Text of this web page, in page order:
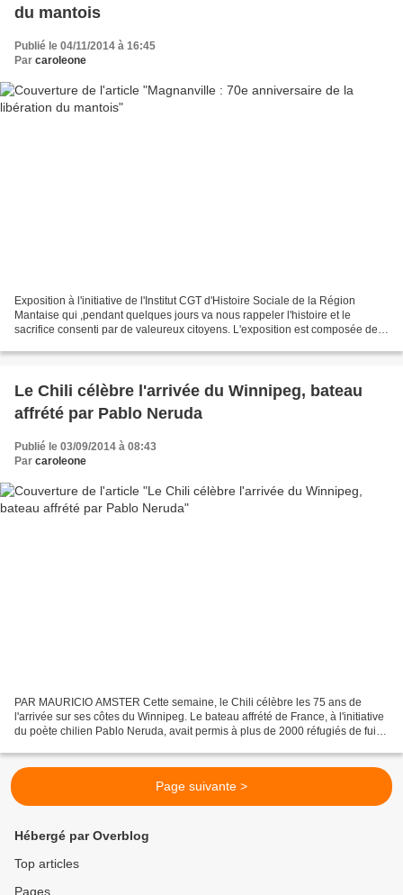
du mantois
Publié le 04/11/2014 à 16:45
Par caroleone
Exposition à l'initiative de l'Institut CGT d'Histoire Sociale de la Région
Mantaise qui ,pendant quelques jours va nous rappeler l'histoire et le
sacrifice consenti par de valeureux citoyens. L'exposition est composée de
Le Chili célèbre l'arrivée du Winnipeg, bateau
affrété par Pablo Neruda
Publié le 03/09/2014 à 08:43
Par caroleone
PAR MAURICIO AMSTER Cette semaine, le Chili célèbre les 75 ans de
l'arrivée sur ses côtes du Winnipeg. Le bateau affrété de France, à l'initiative
du poète chilien Pablo Neruda, avait permis à plus de 2000 réfugiés de fuir
Page suivante >
Hébergé par Overblog
Top articles
Pages